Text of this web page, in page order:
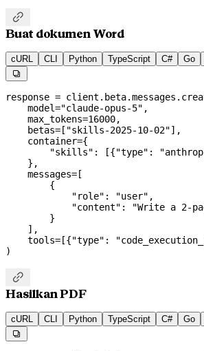

Buat dokumen Word
cURL CLI Python TypeScript C# Go

response =
    model
="claude-opus-5" ,
    max_tokens
=16000,
    betas
= [ "skills-2025-10-02"],
    container
={
        "skills"
: [{"type" :
    },
    messages
= [
        {
            "role"
: "user" ,
            "content"
:
"Write a 2-
        }
    ],
    tools
= [{"type" :
)

Hasilkan PDF
cURL CLI Python TypeScript C# Go
